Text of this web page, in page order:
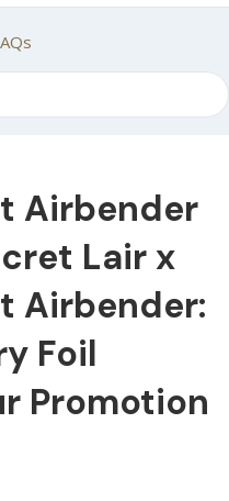
Airbender
Lair x
Airbender:
Foil
Promotion